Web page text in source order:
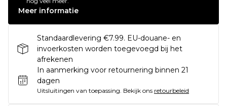
Meer informatie
Standaardlevering €7.99. EU-douane- en
invoerkosten worden toegevoegd bij het
afrekenen
In aanmerking voor retournering binnen 21
dagen
Uitsluitingen van toepassing. Bekijk ons retourbeleid